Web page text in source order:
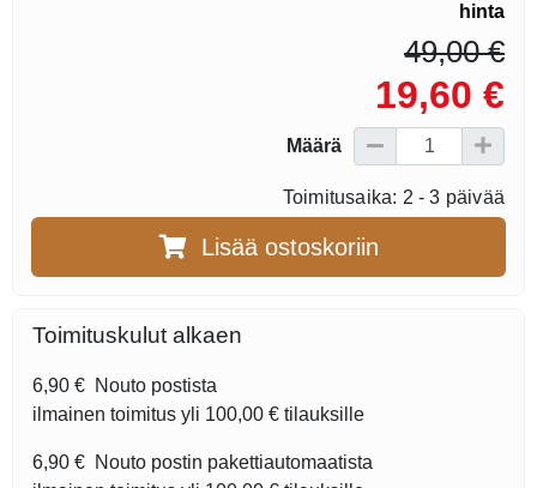
hinta
49,00 €
19,60 €
Määrä
Toimitusaika: 2 - 3 päivää
Lisää ostoskoriin
Toimituskulut alkaen
6,90 € Nouto postista
ilmainen toimitus yli 100,00 € tilauksille
6,90 € Nouto postin pakettiautomaatista